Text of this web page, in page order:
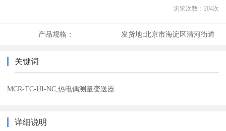
浏览次数： 204次
产品规格： 发货地:北京市海淀区清河街道
关键词
MCR-TC-UI-NC,热电偶测量变送器
详细说明